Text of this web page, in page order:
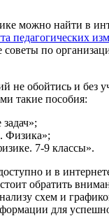
можно найти в
педагогических
по
не обойтись и без
такие пособия:
Физика»;
7-9 классы».
и в
обратить
схем и
для